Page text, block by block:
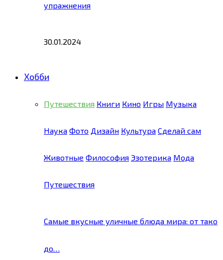
упражнения
30.01.2024
Хобби
Путешествия Книги Кино Игры Музыка
Наука Фото Дизайн Культура Сделай сам
Животные Философия Эзотерика Мода
Путешествия
Самые вкусные уличные блюда мира: от тако
до…